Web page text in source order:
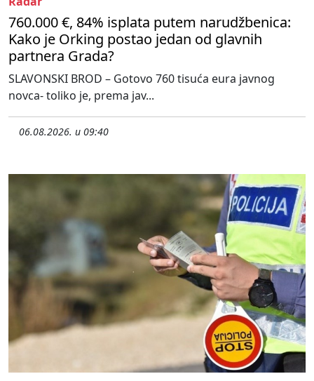
760.000 €, 84% isplata putem narudžbenica:
Kako je Orking postao jedan od glavnih
partnera Grada?
SLAVONSKI BROD – Gotovo 760 tisuća eura javnog
novca- toliko je, prema jav...
06.08.2026. u 09:40